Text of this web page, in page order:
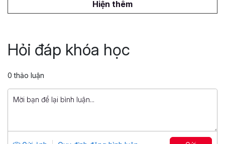
799,000 đ
Tổng số 14 giờ
142 bài giảng
799,000 đ
Hiện thêm
Hỏi đáp khóa học
0 thảo luận